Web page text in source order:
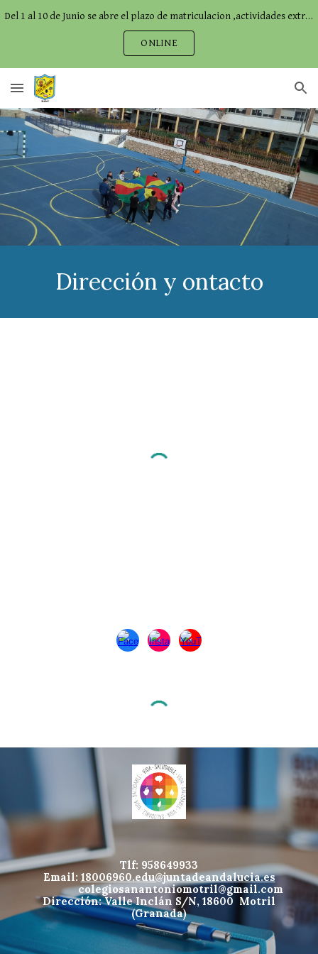
Del 1 al 10 de Junio se abre el plazo de matriculacion ,actividades extraescolares,comedor...
ONLINE
Dirección y ontacto
Tlf: 958649933
Email: 18006960.edu@juntadeandalucia.es
colegiosanantoniomotril@gmail.com
Dirección: Valle Inclán S/N, 18600 Motril
(Granada)